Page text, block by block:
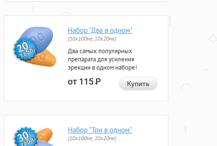
Набор "Два в одном"
(10x100мг, 10x20мг)
Два самых популярных
препарата для усиления
эрекции в одном наборе!
от 115Р Купить
Набор "Три в одном"
(10x100мг, 20x20мг)